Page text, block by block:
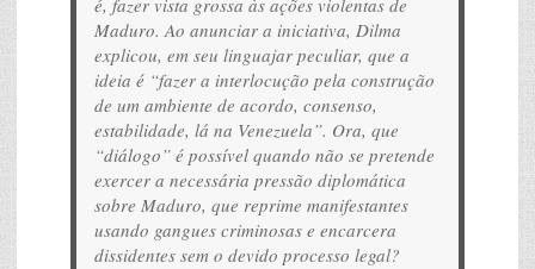
é, fazer vista grossa às ações violentas de
Maduro. Ao anunciar a iniciativa, Dilma
explicou, em seu linguajar peculiar, que a
ideia é “fazer a interlocução pela construção
de um ambiente de acordo, consenso,
estabilidade, lá na Venezuela”. Ora, que
“diálogo” é possível quando não se pretende
exercer a necessária pressão diplomática
sobre Maduro, que reprime manifestantes
usando gangues criminosas e encarcera
dissidentes sem o devido processo legal?